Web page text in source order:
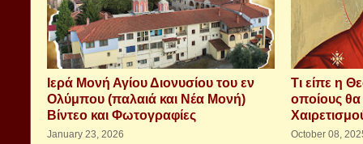
Ιερά Μονή Αγίου Διονυσίου του εν
Ολύμπου (παλαιά και Νέα Μονή)
Βίντεο και Φωτογραφίες
January 23, 2026
Τι είπε η
οποίους θα
October 08,